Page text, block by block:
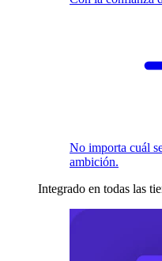
No importa cuál
ambición.
Integrado en todas las